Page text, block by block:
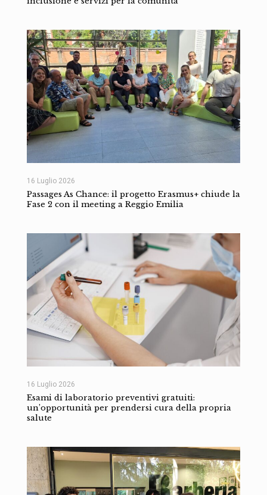
16 Luglio 2026
Passages As Chance: il progetto Erasmus+ chiude la
Fase 2 con il meeting a Reggio Emilia
16 Luglio 2026
Esami di laboratorio preventivi gratuiti:
un’opportunità per prendersi cura della propria
salute